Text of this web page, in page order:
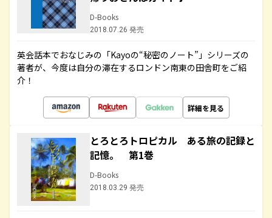
D-Books
2018.07.26 発売
英会話本でおなじみの「Kayoの“秘密のノート”」シリーズの
著者が、今度は自分の滞在するロンドン南東の田舎町をご紹
介！
詳細を見る
とろとろトロピカル ある旅の記録と
記憶。 第1巻
D-Books
2018.03.29 発売